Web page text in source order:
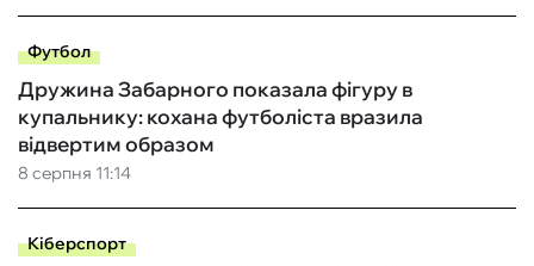
Футбол
8 серпня 11:14
Дружина Забарного показала фігуру в
купальнику: кохана футболіста вразила
відвертим образом
Кіберспорт